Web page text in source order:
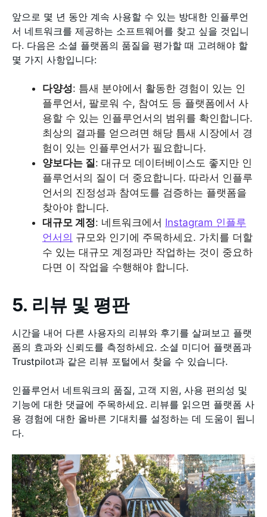
앞으로 몇 년 동안 계속 사용할 수 있는 방대한 인플루언
서 네트워크를 제공하는 소프트웨어를 찾고 싶을 것입니
다. 다음은 소셜 플랫폼의 품질을 평가할 때 고려해야 할
몇 가지 사항입니다:
다양성: 틈새 분야에서 활동한 경험이 있는 인
플루언서, 팔로워 수, 참여도 등 플랫폼에서 사
용할 수 있는 인플루언서의 범위를 확인합니다.
최상의 결과를 얻으려면 해당 틈새 시장에서 경
험이 있는 인플루언서가 필요합니다.
양보다는 질: 대규모 데이터베이스도 좋지만 인
플루언서의 질이 더 중요합니다. 따라서 인플루
언서의 진정성과 참여도를 검증하는 플랫폼을
찾아야 합니다.
대규모 계정: 네트워크에서 Instagram 인플루
언서의 규모와 인기에 주목하세요. 가치를 더할
수 있는 대규모 계정과만 작업하는 것이 중요하
다면 이 작업을 수행해야 합니다.
5. 리뷰 및 평판
시간을 내어 다른 사용자의 리뷰와 후기를 살펴보고 플랫
폼의 효과와 신뢰도를 측정하세요. 소셜 미디어 플랫폼과
Trustpilot과 같은 리뷰 포털에서 찾을 수 있습니다.
인플루언서 네트워크의 품질, 고객 지원, 사용 편의성 및
기능에 대한 댓글에 주목하세요. 리뷰를 읽으면 플랫폼 사
용 경험에 대한 올바른 기대치를 설정하는 데 도움이 됩니
다.